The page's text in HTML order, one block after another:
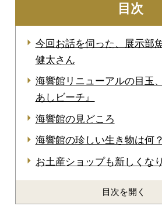
目次
今回お話を伺った、展示部
健太さん
海響館リニューアルの目玉
あしビーチ』
海響館の見どころ
海響館の珍しい生き物は何？
お土産ショップも新しくな
目次を開く